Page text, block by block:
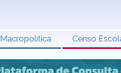
Macropolítica Censo